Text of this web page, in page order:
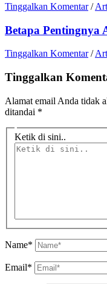
Tinggalkan Komentar /
Betapa Pentingnya
Tinggalkan Komentar /
Tinggalkan
Alamat email Anda tidak
ditandai *
Ketik di sini..
Name*
Email*